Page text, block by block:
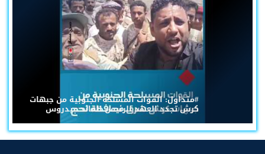
#متداول: القوات المسلحة الجنوبية من جبهات
كرش تجدد العهد للرئيس القائد عيدروس